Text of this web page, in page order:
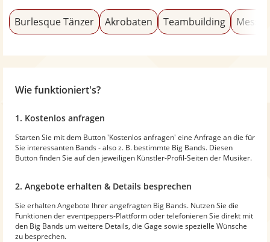
Burlesque Tänzer Akrobaten Teambuilding
Wie funktioniert's?
1. Kostenlos anfragen
Starten Sie mit dem Button 'Kostenlos anfragen' eine Anfrage an die für
Sie interessanten Bands - also z. B. bestimmte Big Bands. Diesen
Button finden Sie auf den jeweiligen Künstler-Profil-Seiten der Musiker.
2. Angebote erhalten & Details besprechen
Sie erhalten Angebote Ihrer angefragten Big Bands. Nutzen Sie die
Funktionen der eventpeppers-Plattform oder telefonieren Sie direkt mit
den Big Bands um weitere Details, die Gage sowie spezielle Wünsche
zu besprechen.